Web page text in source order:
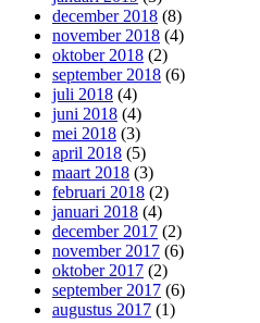
december 2018 (8)
november 2018 (4)
oktober 2018 (2)
september 2018 (6)
juli 2018 (4)
juni 2018 (4)
mei 2018 (3)
april 2018 (5)
maart 2018 (3)
februari 2018 (2)
januari 2018 (4)
december 2017 (2)
november 2017 (6)
oktober 2017 (2)
september 2017 (6)
augustus 2017 (1)